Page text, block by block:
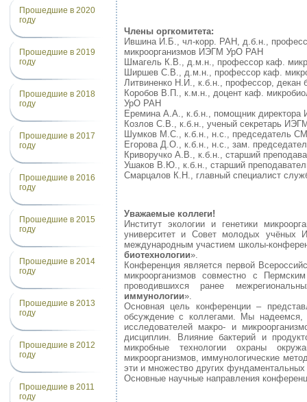
Прошедшие в 2020
году
Прошедшие в 2019
году
Прошедшие в 2018
году
Прошедшие в 2017
году
Прошедшие в 2016
году
Прошедшие в 2015
году
Прошедшие в 2014
году
Прошедшие в 2013
году
Прошедшие в 2012
году
Прошедшие в 2011
году
Члены оргкомитета:
Ившина И.Б., чл-корр. РАН, д.б.н.,
микроорганизмов ИЭГМ УрО РАН
Шмагель К.В., д.м.н., профессор каф.
Ширшев С.В., д.м.н., профессор каф.
Литвиненко Н.И., к.б.н., профессор,
Коробов В.П., к.м.н., доцент каф.
УрО РАН
Еремина А.А., к.б.н., помощник
Козлов С.В., к.б.н., ученый секретарь
Шумков М.С., к.б.н., н.с., председатель
Егорова Д.О., к.б.н., н.с., зам.
Криворучко А.В., к.б.н., старший
Ушаков В.Ю., к.б.н., старший
Смарцалов К.Н., главный специалист
Уважаемые коллеги!
Институт экологии и генетики
университет и Совет молодых
международным участием школы-
биотехнологии».
Конференция является первой
микроорганизмов совместно с
проводившихся ранее
иммунологии».
Основная цель конференции –
обсуждение с коллегами. Мы надеемся,
исследователей макро- и
дисциплин. Влияние бактерий и
микробные технологии охраны
микроорганизмов, иммунологические
эти и множество других
Основные научные направления